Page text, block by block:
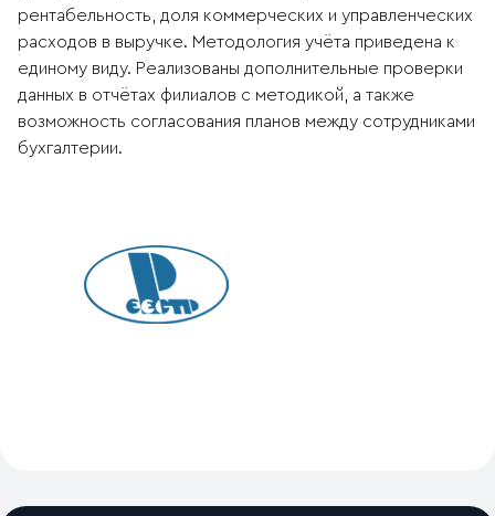
рентабельность, доля коммерческих и управленческих
расходов в выручке. Методология учёта приведена к
единому виду. Реализованы дополнительные проверки
данных в отчётах филиалов с методикой, а также
возможность согласования планов между сотрудниками
бухгалтерии.